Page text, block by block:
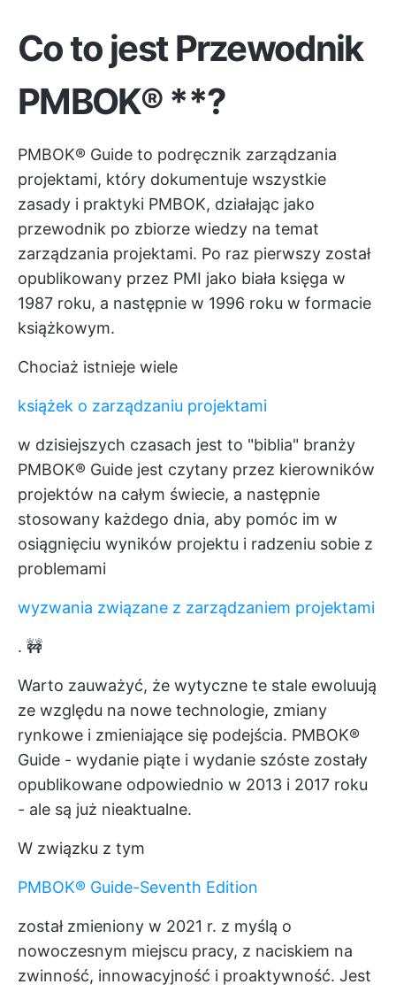
Co to jestPrzewodnik
PMBOK®**?
PMBOK® Guide to podręcznik zarządzania
projektami, który dokumentuje wszystkie
zasady i praktyki PMBOK, działając jako
przewodnik po zbiorze wiedzy na temat
zarządzania projektami. Po raz pierwszy został
opublikowany przez PMI jako biała księga w
1987 roku, a następnie w 1996 roku w formacie
książkowym.
Chociaż istnieje wiele
książek o zarządzaniu projektami
w dzisiejszych czasach jest to "biblia" branży
PMBOK® Guide jest czytany przez kierowników
projektów na całym świecie, a następnie
stosowany każdego dnia, aby pomóc im w
osiągnięciu wyników projektu i radzeniu sobie z
problemami
wyzwania związane z zarządzaniem projektami
. 🚧
Warto zauważyć, że wytyczne te stale ewoluują
ze względu na nowe technologie, zmiany
rynkowe i zmieniające się podejścia. PMBOK®
Guide - wydanie piąte i wydanie szóste zostały
opublikowane odpowiednio w 2013 i 2017 roku
- ale są już nieaktualne.
W związku z tym
PMBOK® Guide-Seventh Edition
został zmieniony w 2021 r. z myślą o
nowoczesnym miejscu pracy, z naciskiem na
zwinność, innowacyjność i proaktywność. Jest